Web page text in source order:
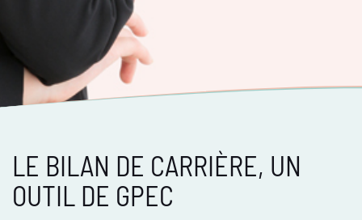
LE BILAN DE CARRIÈRE, UN
OUTIL DE GPEC